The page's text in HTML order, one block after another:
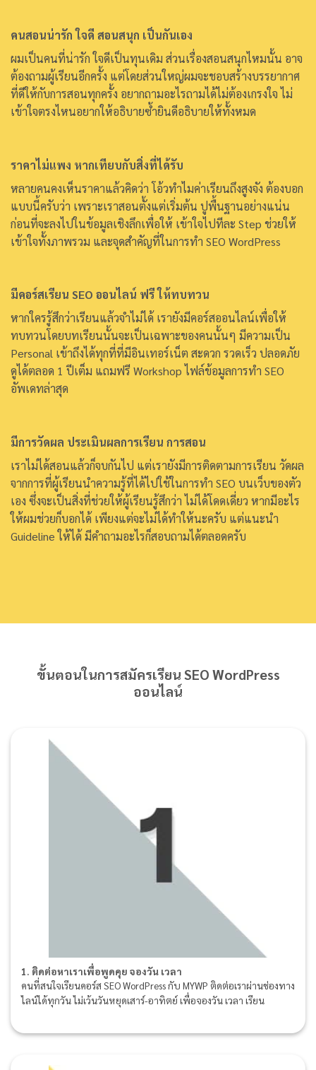
คนสอนน่ารัก ใจดี สอนสนุก เป็นกันเอง
ผมเป็นคนที่น่ารัก ใจดีเป็นทุนเดิม ส่วนเรื่องสอนสนุกไหมนั้น อาจ
ต้องถามผู้เรียนอีกครั้ง แต่โดยส่วนใหญ่ผมจะชอบสร้างบรรยากาศ
ที่ดีให้กับการสอนทุกครั้ง อยากถามอะไรถามได้ไม่ต้องเกรงใจ ไม่
เข้าใจตรงไหนอยากให้อธิบายซ้ำยินดีอธิบายให้ทั้งหมด
ราคาไม่แพง หากเทียบกับสิ่งที่ได้รับ
หลายคนคงเห็นราคาแล้วคิดว่า โอ้วทำไมค่าเรียนถึงสูงจัง ต้องบอก
แบบนี้ครับว่า เพราะเราสอนตั้งแต่เริ่มต้น ปูพื้นฐานอย่างแน่น
ก่อนที่จะลงไปในข้อมูลเชิงลึกเพื่อให้ เข้าใจไปทีละ Step ช่วยให้
เข้าใจทั้งภาพรวม และจุดสำคัญที่ในการทำ SEO WordPress
มีคอร์สเรียน SEO ออนไลน์ ฟรี ให้ทบทวน
หากใครรู้สึกว่าเรียนแล้วจำไม่ได้ เรายังมีคอร์สออนไลน์เพื่อให้
ทบทวนโดยบทเรียนนั้นจะเป็นเฉพาะของคนนั้นๆ มีความเป็น
Personal เข้าถึงได้ทุกที่ที่มีอินเทอร์เน็ต สะดวก รวดเร็ว ปลอดภัย
ดูได้ตลอด 1 ปีเต็ม แถมฟรี Workshop ไฟล์ข้อมูลการทำ SEO
อัพเดทล่าสุด
มีการวัดผล ประเมินผลการเรียน การสอน
เราไม่ได้สอนแล้วก็จบกันไป แต่เรายังมีการติดตามการเรียน วัดผล
จากการที่ผู้เรียนนำความรู้ที่ได้ไปใช้ในการทำ SEO บนเว็บของตัว
เอง ซึ่งจะเป็นสิ่งที่ช่วยให้ผู้เรียนรู้สึกว่า ไม่ได้โดดเดี่ยว หากมีอะไร
ให้ผมช่วยก็บอกได้ เพียงแต่จะไม่ได้ทำให้นะครับ แต่แนะนำ
Guideline ให้ได้ มีคำถามอะไรก็สอบถามได้ตลอดครับ
ขั้นตอนในการสมัครเรียน SEO WordPress
ออนไลน์
1. ติดต่อหาเราเพื่อพูดคุย จองวัน เวลา
คนที่สนใจเรียนคอร์ส SEO WordPress กับ MYWP ติดต่อเราผ่านช่องทาง
ไลน์ได้ทุกวัน ไม่เว้นวันหยุดเสาร์-อาทิตย์ เพื่อจองวัน เวลา เรียน